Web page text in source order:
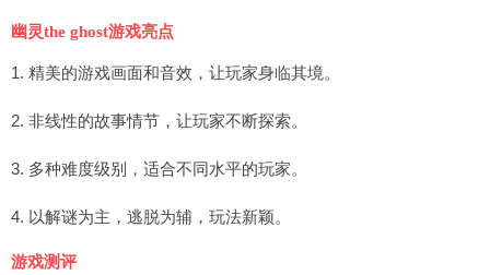
幽灵the ghost游戏亮点
1. 精美的游戏画面和音效，让玩家身临其境。
2. 非线性的故事情节，让玩家不断探索。
3. 多种难度级别，适合不同水平的玩家。
4. 以解谜为主，逃脱为辅，玩法新颖。
游戏测评